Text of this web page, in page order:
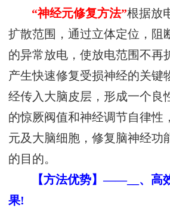
“神经元修复方法”根据放
扩散范围，通过立体定位，阻
的异常放电，使放电范围不再
产生快速修复受损神经的关键
经传入大脑皮层，形成一个良
的惊厥阀值和神经调节自律性
元及大脑细胞，修复脑神经功
的目的。
【方法优势】——__、高
果!